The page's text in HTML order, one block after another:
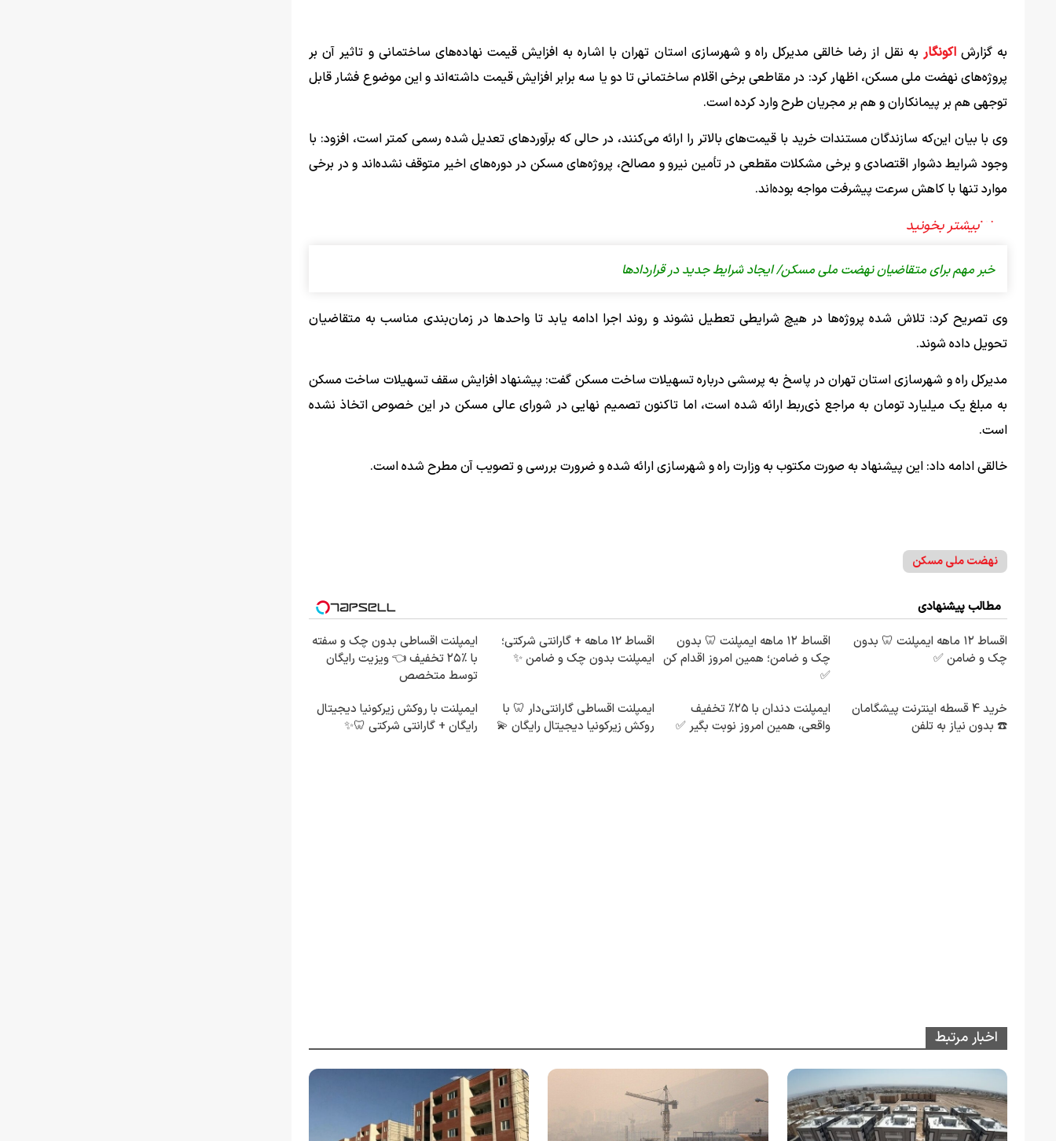
به گزارشاکونگار به نقل از رضا خالقی مدیرکل راه و شهرسازی استان تهران با اشاره به افزایش قیمت نهاده‌های ساختمانی و تاثیر آن بر
پروژه‌های نهضت ملی مسکن، اظهار کرد: در مقاطعی برخی اقلام ساختمانی تا دو یا سه برابر افزایش قیمت داشته‌اند و این موضوع فشار قابل
توجهی هم بر پیمانکاران و هم بر مجریان طرح وارد کرده است.
وی با بیان این‌که سازندگان مستندات خرید با قیمت‌های بالاتر را ارائه می‌کنند، در حالی که برآوردهای تعدیل‌ شده رسمی کمتر است، افزود: با
وجود شرایط دشوار اقتصادی و برخی مشکلات مقطعی در تأمین نیرو و مصالح، پروژه‌های مسکن در دوره‌های اخیر متوقف نشده‌اند و در برخی
موارد تنها با کاهش سرعت پیشرفت مواجه بوده‌اند.
خبر مهم برای متقاضیان نهضت ملی مسکن/ ایجاد شرایط جدید در قراردادها
وی تصریح کرد: تلاش شده پروژه‌ها در هیچ شرایطی تعطیل نشوند و روند اجرا ادامه یابد تا واحدها در زمان‌بندی مناسب به متقاضیان
تحویل داده شوند.
مدیرکل راه و شهرسازی استان تهران در پاسخ به پرسشی درباره تسهیلات ساخت مسکن گفت: پیشنهاد افزایش سقف تسهیلات ساخت مسکن
به مبلغ یک میلیارد تومان به مراجع ذی‌ربط ارائه شده است، اما تاکنون تصمیم نهایی در شورای عالی مسکن در این خصوص اتخاذ نشده
است.
خالقی ادامه داد: این پیشنهاد به صورت مکتوب به وزارت راه و شهرسازی ارائه شده و ضرورت بررسی و تصویب آن مطرح شده است.
نهضت ملی مسکن
مطالب پیشنهادی
اقساط ۱۲ ماهه ایمپلنت 🦷 بدون
چک و ضامن ✅
اقساط ۱۲ ماهه ایمپلنت 🦷 بدون
چک و ضامن؛ همین امروز اقدام کن
✅
اقساط 12 ماهه + گارانتی شرکتی؛
ایمپلنت بدون چک و ضامن ✨
ایمپلنت اقساطی بدون چک و سفته
با ٪۲۵ تخفیف 👈 ویزیت رایگان
توسط متخصص
خرید 4 قسطه اینترنت پیشگامان
☎️ بدون نیاز به تلفن
ایمپلنت دندان با ۲۵٪ تخفیف
واقعی، همین امروز نوبت بگیر ✅
ایمپلنت اقساطی گارانتی‌دار 🦷 با
روکش زیرکونیا دیجیتال رایگان 💫
ایمپلنت با روکش زیرکونیا دیجیتال
رایگان + گارانتی شرکتی 🦷✨
اخبار مرتبط